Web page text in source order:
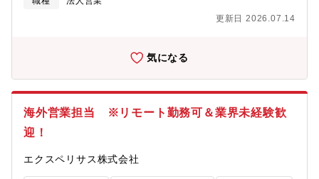
（英語）・案件獲得に向けた提案・交渉・要件整理・海外出張を
層顧客向けの旅程作成（Itinerary設計）・顧客ニーズに応じた体
験内容の企画提案および見積作成・スケジュール、移動、体験バ
ランスを踏まえた全体構成設計●手配連携・プロジェクト進行管
理・社内オペレーションチームとの連携による提案内容の実行
化・予約状況、手配進行の管理および確認●品質管理・フォローア
ップ・ゲスト旅行中の品質管理およびトラブル対応・旅行後のフ
ィードバック回収および改善提案●体験コンテンツ開発支援・高付
発へのアドバイス【組織体制】営業部長：40代海外営業メンバ
更新日 2026.07.14
気になる
海外営業担当 ※リモート勤務可＆業界未経験歓
迎！
エクスペリサス株式会社